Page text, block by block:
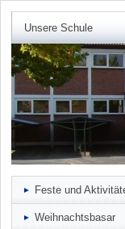
Unsere Schule
Feste und
Weihnachtsbasar